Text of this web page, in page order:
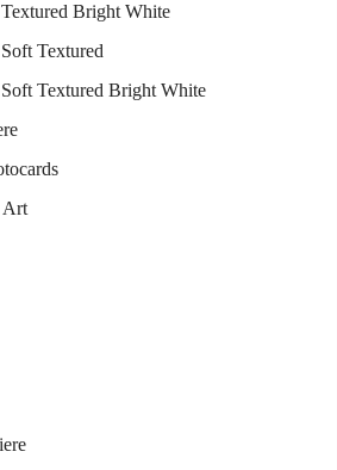
Bright White
Textured
Textured Bright White
Art